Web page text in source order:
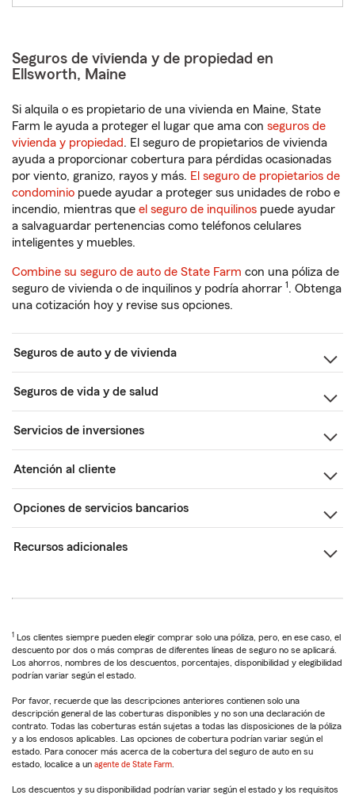
Seguros de vivienda y de propiedad en
Ellsworth, Maine
Si alquila o es propietario de una vivienda en Maine, State
Farm le ayuda a proteger el lugar que ama con seguros de
vivienda y propiedad. El seguro de propietarios de vivienda
ayuda a proporcionar cobertura para pérdidas ocasionadas
por viento, granizo, rayos y más. El seguro de propietarios de
condominio puede ayudar a proteger sus unidades de robo e
incendio, mientras que el seguro de inquilinos puede ayudar
a salvaguardar pertenencias como teléfonos celulares
inteligentes y muebles.
Combine su seguro de auto de State Farm con una póliza de
seguro de vivienda o de inquilinos y podría ahorrar 1. Obtenga
una cotización hoy y revise sus opciones.
Seguros de auto y de vivienda
Seguros de vida y de salud
Servicios de inversiones
Atención al cliente
Opciones de servicios bancarios
Recursos adicionales
1 Los clientes siempre pueden elegir comprar solo una póliza, pero, en ese caso, el
descuento por dos o más compras de diferentes líneas de seguro no se aplicará.
Los ahorros, nombres de los descuentos, porcentajes, disponibilidad y elegibilidad
podrían variar según el estado.
Por favor, recuerde que las descripciones anteriores contienen solo una
descripción general de las coberturas disponibles y no son una declaración de
contrato. Todas las coberturas están sujetas a todas las disposiciones de la póliza
y a los endosos aplicables. Las opciones de cobertura podrían variar según el
estado. Para conocer más acerca de la cobertura del seguro de auto en su
estado, localice a un agente de State Farm
Los descuentos y su disponibilidad podrían variar según el estado y los requisitos